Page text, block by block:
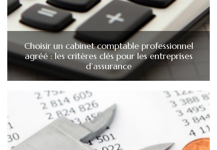
Choisir un cabinet comptable professionnel
agréé : les critères clés pour les entreprises
d’assurance